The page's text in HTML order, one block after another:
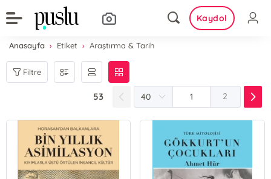
Kaydol
Anasayfa Etiket Araştırma & Tarih
Filtre
53 2